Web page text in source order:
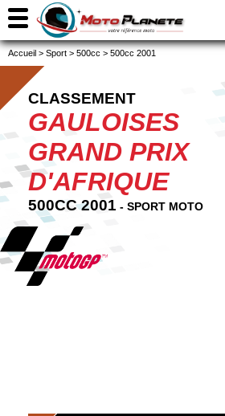
Accueil > Sport > 500cc > 500cc 2001
CLASSEMENT
GAULOISES
GRAND PRIX
D'AFRIQUE
500CC 2001 - SPORT MOTO